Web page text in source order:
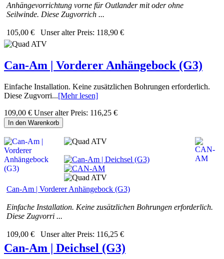
Anhängevorrichtung vorne für Outlander mit oder ohne
Seilwinde. Diese Zugvorrich ...
105,00 € Unser alter Preis: 118,90 €
Can-Am | Vorderer Anhängebock (G3)
Einfache Installation. Keine zusätzlichen Bohrungen erforderlich.
Diese Zugvorri...[Mehr lesen]
109,00 € Unser alter Preis: 116,25 €
In den Warenkorb
Can-Am | Vorderer Anhängebock (G3)
Einfache Installation. Keine zusätzlichen Bohrungen erforderlich.
Diese Zugvorri ...
109,00 € Unser alter Preis: 116,25 €
Can-Am | Deichsel (G3)